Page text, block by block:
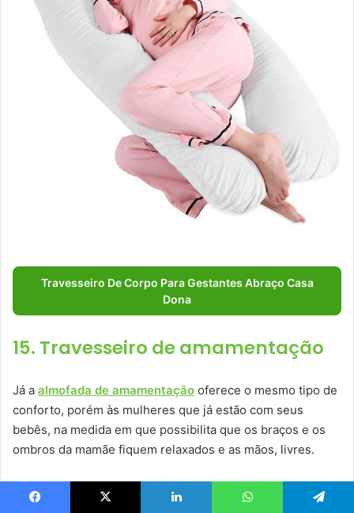
Travesseiro De Corpo Para Gestantes Abraço Casa
Dona
15. Travesseiro de amamentação
Já a almofada de amamentação oferece o mesmo tipo de
conforto, porém às mulheres que já estão com seus
bebês, na medida em que possibilita que os braços e os
ombros da mamãe fiquem relaxados e as mãos, livres.
Um ótimo exemplo é a Almofada Amamentação Nuvem